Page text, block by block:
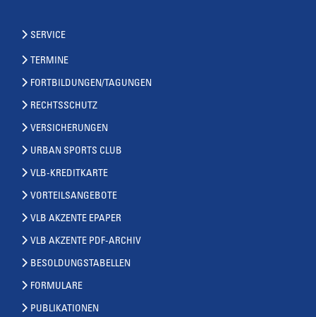
SERVICE
TERMINE
FORTBILDUNGEN/TAGUNGEN
RECHTSSCHUTZ
VERSICHERUNGEN
URBAN SPORTS CLUB
VLB-KREDITKARTE
VORTEILSANGEBOTE
VLB AKZENTE EPAPER
VLB AKZENTE PDF-ARCHIV
BESOLDUNGSTABELLEN
FORMULARE
PUBLIKATIONEN